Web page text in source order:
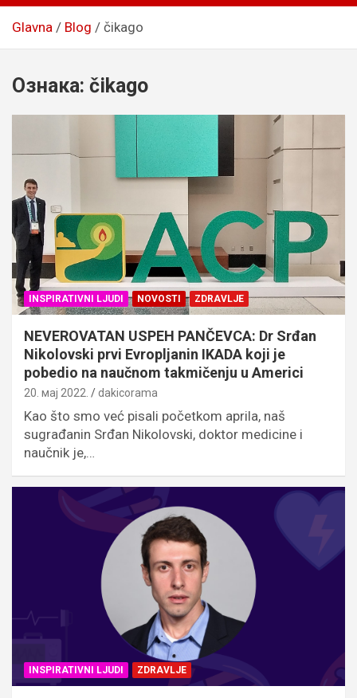
Glavna Blog čikago
Ознака: čikago
INSPIRATIVNI LJUDI NOVOSTI ZDRAVLJE
NEVEROVATAN USPEH PANČEVCA: Dr Srđan
Nikolovski prvi Evropljanin IKADA koji je
pobedio na naučnom takmičenju u Americi
20. мај 2022. dakicorama
Kao što smo već pisali početkom aprila, naš
sugrađanin Srđan Nikolovski, doktor medicine i
naučnik je,…
INSPIRATIVNI LJUDI ZDRAVLJE